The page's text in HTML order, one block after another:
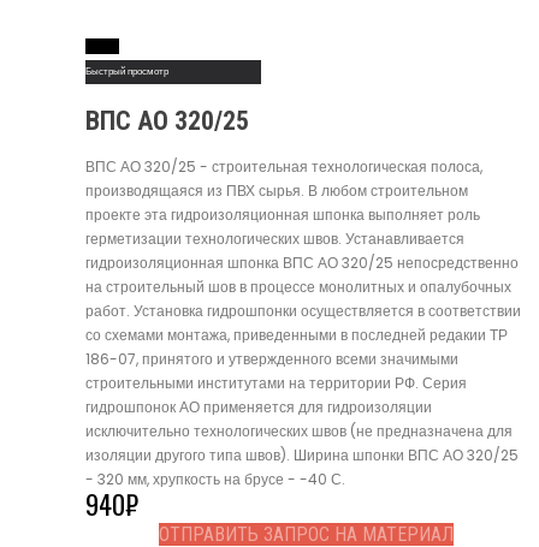
Быстрый просмотр
ВПС АО 320/25
ВПС АО 320/25 - строительная технологическая полоса,
производящаяся из ПВХ сырья. В любом строительном
проекте эта гидроизоляционная шпонка выполняет роль
герметизации технологических швов. Устанавливается
гидроизоляционная шпонка ВПС АО 320/25 непосредственно
на строительный шов в процессе монолитных и опалубочных
работ. Установка гидрошпонки осуществляется в соответствии
со схемами монтажа, приведенными в последней редакии ТР
186-07, принятого и утвержденного всеми значимыми
строительными институтами на территории РФ. Серия
гидрошпонок АО применяется для гидроизоляции
исключительно технологических швов (не предназначена для
изоляции другого типа швов). Ширина шпонки ВПС АО 320/25
- 320 мм, хрупкость на брусе - -40 С.
940₽
ОТПРАВИТЬ ЗАПРОС НА МАТЕРИАЛ